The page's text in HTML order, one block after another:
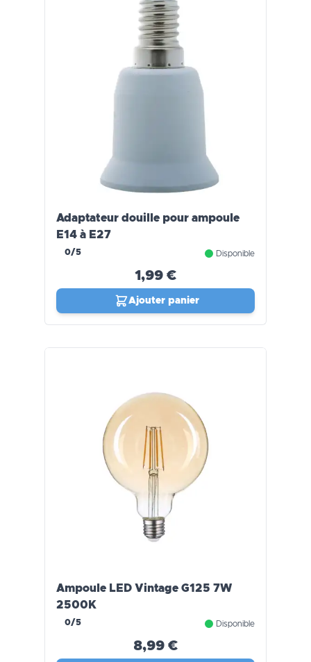
Adaptateur douille pour ampoule
E14 à E27
0/5 Disponible
1,99 €
Ajouter panier
Ampoule LED Vintage G125 7W
2500K
0/5 Disponible
8,99 €